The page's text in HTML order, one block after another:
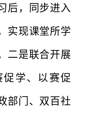
后，同步进入
实现课堂所学
二是联合开展
学、以赛促
部门、双百社